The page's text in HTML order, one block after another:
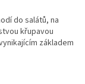
do salátů, na
křupavou
základem